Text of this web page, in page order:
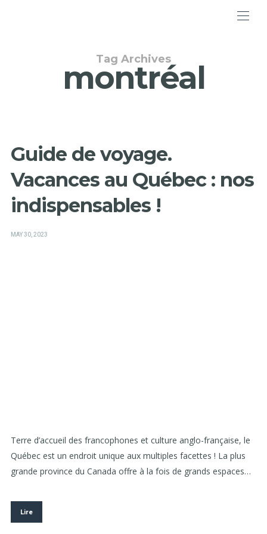
Tag Archives
montréal
Guide de voyage.
Vacances au Québec : nos
indispensables !
POSTED
MAY 30, 2023
Terre d’accueil des francophones et culture anglo-française, le
Québec est un endroit unique aux multiples facettes ! La plus
grande province du Canada offre à la fois de grands espaces…
Lire